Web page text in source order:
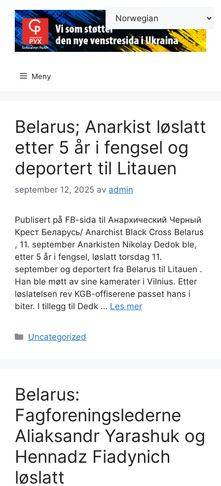
innhold
Meny
Belarus; Anarkist løslatt
etter 5 år i fengsel og
deportert til Litauen
september 12, 2025 av admin
Publisert på FB-sida til Анархический Черный
Крест Беларусь/ Anarchist Black Cross Belarus
, 11. september Anarkisten Nikolay Dedok ble,
etter 5 år i fengsel, løslatt torsdag 11.
september og deportert fra Belarus til Litauen .
Han ble møtt av sine kamerater i Vilnius. Etter
løslatelsen rev KGB-offiserene passet hans i
biter. I tillegg til Dedk … Les mer
Kategorier
Uncategorized
Belarus:
Fagforeningslederne
Aliaksandr Yarashuk og
Hennadz Fiadynich
løslatt